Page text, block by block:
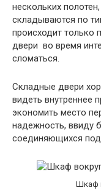
нескольких
складываются по
происходит только
двери во время
сломаться.
Складные двери
видеть внутреннее
экономить место
надежность, ввиду
соединяющихся
Шкаф